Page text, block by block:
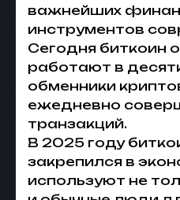
важнейших
инструментов
Сегодня биткоин
работают в
обменники
ежедневно
транзакций.
В 2025 году
закрепился в
используют не